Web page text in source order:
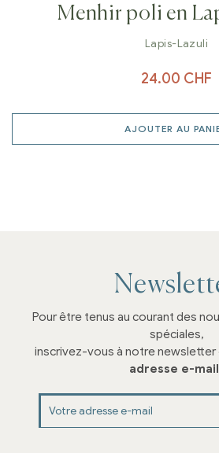
Menhir poli en
Lapis-Lazuli
24.00 CHF
AJOUTER AU
Pour être tenus au courant des
spéciales,
inscrivez-vous à notre newsletter
adresse e-mail